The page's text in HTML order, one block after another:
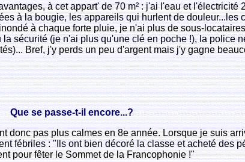
à cet appart' de 70 m² : j'ai l'eau et
à la bougie, les appareils qui hurlent de
à chaque forte pluie, je n'ai plus de sous-
sécurité (je n'ai plus qu'une clé en poche !), la police
Bref, j'y perds un peu d'argent mais j'y gagne
Que se passe-t-il encore...?
donc pas plus calmes en 8e année. Lorsque je suis
fébriles : "Ils ont bien décoré la classe et acheté des
pour fêter le Sommet de la Francophonie !"